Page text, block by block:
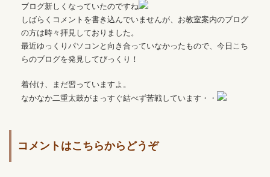
ブログ新しくなっていたのですね
しばらくコメントを書き込んでいませんが、お教室案内のブログ
の方は時々拝見しておりました。
最近ゆっくりパソコンと向き合っていなかったもので、今日こち
らのブログを発見してびっくり！
着付け、まだ習っていますよ。
なかなか二重太鼓がまっすぐ結べず苦戦しています・・
コメントはこちらからどうぞ